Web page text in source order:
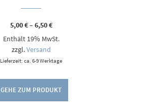
5,00€–6,50€Preisspanne:
bis
Enthält 19% MwSt.
zzgl.Versand
Lieferzeit: ca. 6-9 Werktage
GEHE ZUM PRODUKT